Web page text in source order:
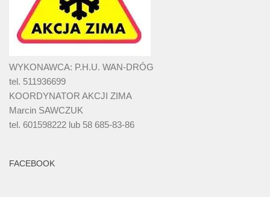
WYKONAWCA: P.H.U. WAN-DRÓG
tel. 511936699
KOORDYNATOR AKCJI ZIMA
Marcin SAWCZUK
tel. 601598222 lub 58 685-83-86
FACEBOOK